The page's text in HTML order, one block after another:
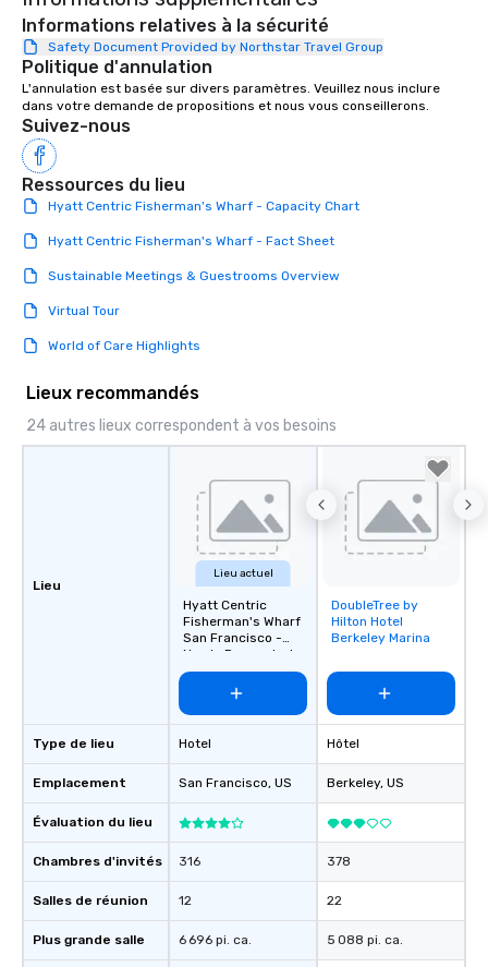
countless
down at each venue
traverse along the
Lip Smacking Foodie
booked to the minute
Since the menu is
have nothing to worry
remember to submit
Feel Like a VIP at
Smacking Foodie
about waiting in line
restaurant or being
than desirable table.
everyone is treated
a special warm
from the restaurant
be printed featuring
For added ease, we
transportation pick-
Informations relatives à la sécurité
Safety Document Provided by Northstar Travel Group
Politique d'annulation
L'annulation est basée sur divers paramètres. Veuillez nous inclure
dans votre demande de propositions et nous vous conseillerons.
Suivez-nous
Ressources du lieu
Hyatt Centric Fisherman's Wharf - Capacity Chart
Hyatt Centric Fisherman's Wharf - Fact Sheet
Sustainable Meetings & Guestrooms Overview
Virtual Tour
World of Care Highlights
Lieux recommandés
24 autres lieux correspondent à vos besoins
Lieu
Type de lieu
Emplacement
Évaluation du lieu
Chambres d'invités
Salles de réunion
Plus grande salle
Lieu actuel
Hyatt Centric
Fisherman's Wharf
San Francisco -
Newly Renovated
Hotel
San Francisco, US
316
12
6 696 pi. ca.
Removed from
favorites
DoubleTree by
Hilton Hotel
Berkeley Marina
Hôtel
Berkeley, US
378
22
5 088 pi. ca.